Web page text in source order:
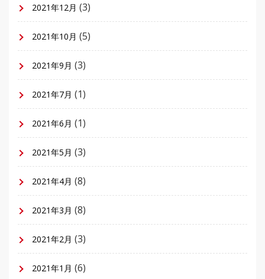
2021年12月 (3)
2021年10月 (5)
2021年9月 (3)
2021年7月 (1)
2021年6月 (1)
2021年5月 (3)
2021年4月 (8)
2021年3月 (8)
2021年2月 (3)
2021年1月 (6)